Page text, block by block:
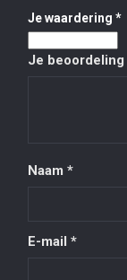
Je waardering *
Je beoordeling
Naam *
E-mail *